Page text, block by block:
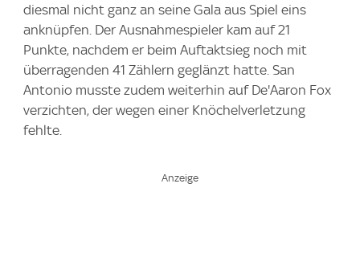
diesmal nicht ganz an seine Gala aus Spiel eins
anknüpfen. Der Ausnahmespieler kam auf 21
Punkte, nachdem er beim Auftaktsieg noch mit
überragenden 41 Zählern geglänzt hatte. San
Antonio musste zudem weiterhin auf De'Aaron Fox
verzichten, der wegen einer Knöchelverletzung
fehlte.